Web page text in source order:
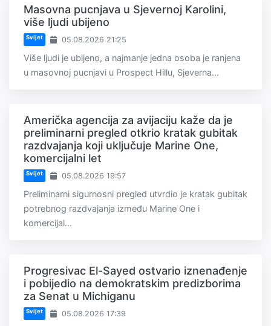
Masovna pucnjava u Sjevernoj Karolini,
više ljudi ubijeno
Svijet 05.08.2026 21:25
Više ljudi je ubijeno, a najmanje jedna osoba je ranjena
u masovnoj pucnjavi u Prospect Hillu, Sjeverna...
Američka agencija za avijaciju kaže da je
preliminarni pregled otkrio kratak gubitak
razdvajanja koji uključuje Marine One,
komercijalni let
Svijet 05.08.2026 19:57
Preliminarni sigurnosni pregled utvrdio je kratak gubitak
potrebnog razdvajanja između Marine One i
komercijal...
Progresivac El-Sayed ostvario iznenađenje
i pobijedio na demokratskim predizborima
za Senat u Michiganu
Svijet 05.08.2026 17:39